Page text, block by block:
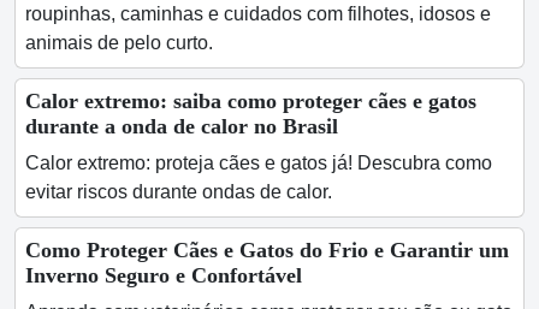
roupinhas, caminhas e cuidados com filhotes, idosos e
animais de pelo curto.
Calor extremo: saiba como proteger cães e gatos
durante a onda de calor no Brasil
Calor extremo: proteja cães e gatos já! Descubra como
evitar riscos durante ondas de calor.
Como Proteger Cães e Gatos do Frio e Garantir um
Inverno Seguro e Confortável